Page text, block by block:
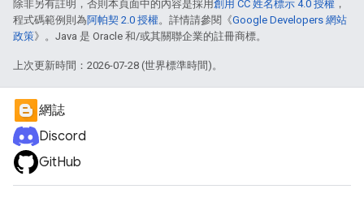
除非另有註明，否則本頁面中的內容是採用創用 CC 姓名標示 4.0 授權 ，
程式碼範例則為阿帕契 2.0 授權。詳情請參閱《Google Developers 網站
政策》。Java 是 Oracle 和/或其關聯企業的註冊商標。
上次更新時間：2026-07-28 (世界標準時間)。
網誌
Discord
GitHub